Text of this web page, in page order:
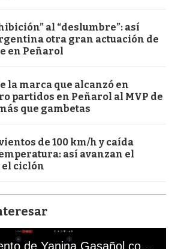
al “deslumbre”: así
otra gran actuación de
en Peñarol
la marca que alcanzó en
partidos en Peñarol al MVP de
que gambetas
de 100 km/h y caída
así avanzan el
ciclón
El mal momento de Yanina Gasañol con un hincha argentino en "Subrayado"